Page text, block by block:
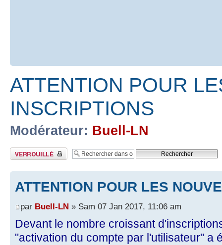
ATTENTION POUR
INSCRIPTIONS
Modérateur: Buell-LN
Sujet verrouillé
ATTENTION POUR LES
par Buell-LN » Sam 07 Jan 2017, 11:06 am
Devant le nombre croissant
"activation du compte par l'utilisateur" a